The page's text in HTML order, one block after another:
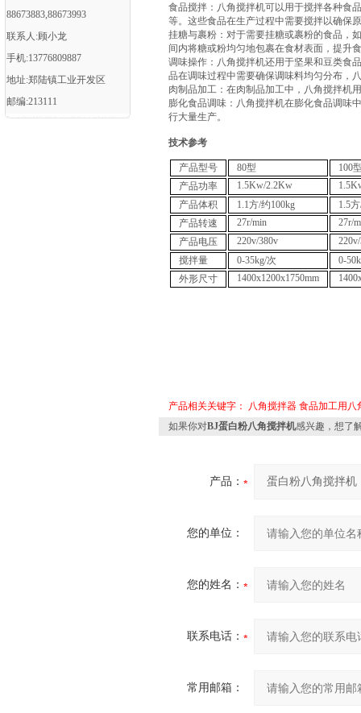
88673883,88673993
联系人:顾小龙
手机:13776809887
地址:郑陆镇工业开发区
邮编:213111
食品搅拌‌：八角搅拌机可以用于搅拌各种食
等。这些食品在生产过程中需要搅拌以确保
挂糖与裹粉‌：对于需要挂糖或裹粉的食品，
间内将糖或粉均匀地包裹在食材表面，提升
调味操作‌：八角搅拌机还用于坚果和豆类食
品在调味过程中需要确保调味料均匀分布，
肉制品加工‌：在肉制品加工中，八角搅拌机
膨化食品调味‌：八角搅拌机在膨化食品调味
行大量生产‌。
技术参考
产品型号 80型
100
产品功率
1.5Kw/2.2Kw
产品体积
1.1方/约100kg
1.5
产品转速
27r/min
27r/
产品电压
220v/380v
搅拌量
0-35kg/次
0-
外形尺寸
1400x1200x1750mm
产品相关关键字： 八角搅拌器 食品加工用八
如果你对BJ蛋白粉八角搅拌机感兴趣，想了
产品：
您的单位：
您的姓名：
联系电话：
常用邮箱：